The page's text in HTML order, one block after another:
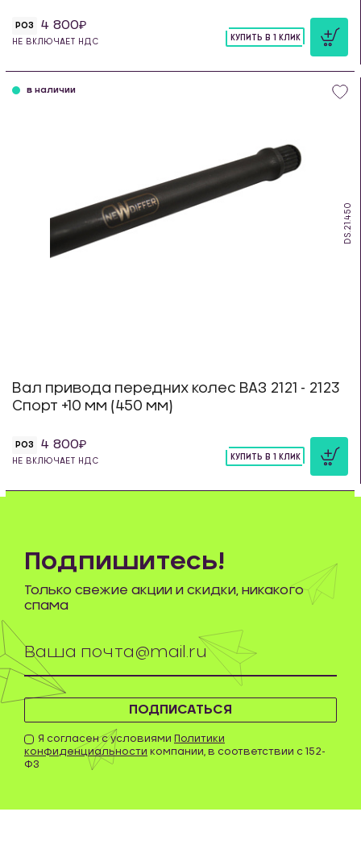
РОЗ 4 800
НЕ ВКЛЮЧАЕТ НДС
КУПИТЬ В 1 КЛИК
DS.21.450
в наличии
Вал привода передних колес ВАЗ 2121 - 2123
Спорт +10 мм (450 мм)
РОЗ 4 800
НЕ ВКЛЮЧАЕТ НДС
КУПИТЬ В 1 КЛИК
ПОДПИСАТЬСЯ
Я согласен с условиями Политики
конфиденциальности компании, в соответствии с 152-
ФЗ
Подпишитесь!
Только свежие акции и скидки, никакого
спама